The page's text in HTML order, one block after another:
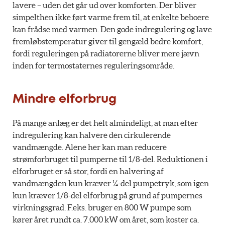
lavere – uden det går ud over komforten. Der bliver
simpelthen ikke ført varme frem til, at enkelte beboere
kan frådse med varmen. Den gode indregulering og lave
fremløbstemperatur giver til gengæld bedre komfort,
fordi reguleringen på radiatorerne bliver mere jævn
inden for termostaternes reguleringsområde.
Mindre elforbrug
På mange anlæg er det helt almindeligt, at man efter
indregulering kan halvere den cirkulerende
vandmængde. Alene her kan man reducere
strømforbruget til pumperne til 1/8-del. Reduktionen i
elforbruget er så stor, fordi en halvering af
vandmængden kun kræver ¼-del pumpetryk, som igen
kun kræver 1/8-del elforbrug på grund af pumpernes
virkningsgrad. F.eks. bruger en 800 W pumpe som
kører året rundt ca. 7.000 kW om året, som koster ca.